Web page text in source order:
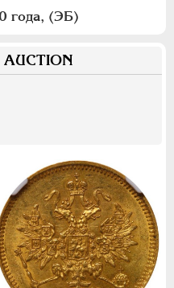
года, (ЭБ)
AUCTION